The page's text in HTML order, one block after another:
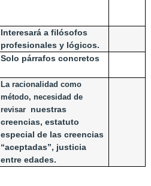
Interesará a filósofos
profesionales y lógicos.
Solo párrafos concretos
La racionalidad como
método, necesidad de
revisar nuestras
creencias, estatuto
especial de las creencias
“aceptadas”, justicia
entre edades.